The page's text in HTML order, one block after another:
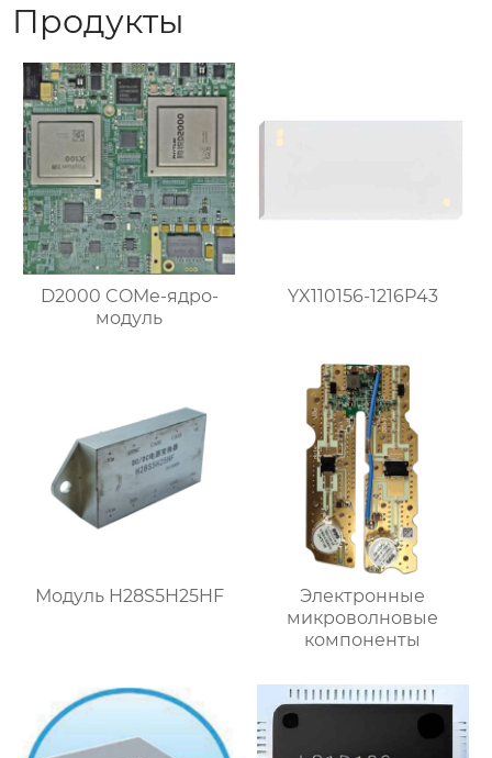
Продукты
D2000 COMe-ядро-
модуль
YX110156-1216P43
Модуль H28S5H25HF
Электронные
микроволновые
компоненты